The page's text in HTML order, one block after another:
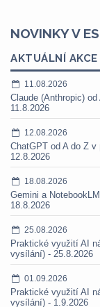
NOVINKY V
AKTUÁLNÍ AKCE
11.08.2026
Claude (Anthropic)
11.8.2026
12.08.2026
ChatGPT od A do Z
12.8.2026
18.08.2026
Gemini a
18.8.2026
25.08.2026
Praktické využití AI
vysílání) - 25.8.2026
01.09.2026
Praktické využití AI
vysílání) - 1.9.2026